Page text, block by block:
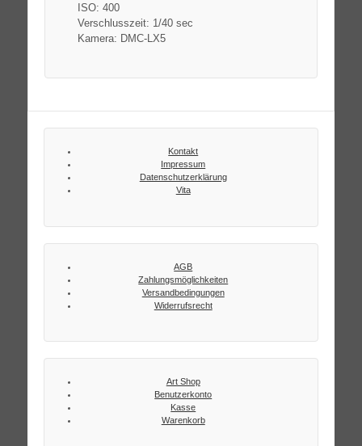
ISO: 400
Verschlusszeit: 1/40 sec
Kamera: DMC-LX5
Kontakt
Impressum
Datenschutzerklärung
Vita
AGB
Zahlungsmöglichkeiten
Versandbedingungen
Widerrufsrecht
Art Shop
Benutzerkonto
Kasse
Warenkorb